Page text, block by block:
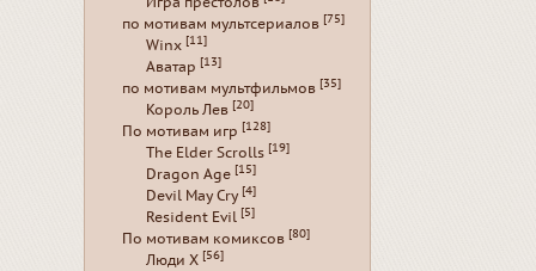
по мотивам мультсериалов [75]
Winx [11]
Аватар [13]
по мотивам мультфильмов [35]
Король Лев [20]
По мотивам игр [128]
The Elder Scrolls [19]
Dragon Age [15]
Devil May Cry [4]
Resident Evil [5]
По мотивам комиксов [80]
Люди Х [56]